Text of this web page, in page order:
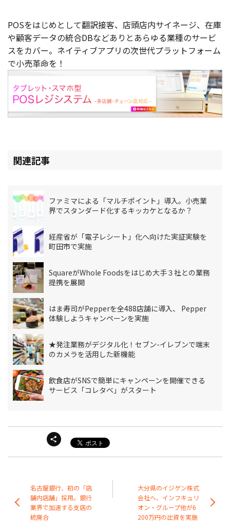
POSをはじめとして翻訳接客、店頭店内サイネージ、在庫
や顧客データの統合DBなどありとあらゆる業種のサービ
スをカバー。ネイティブアプリの次世代プラットフォーム
で小売革命を！
関連記事
ファミマによる「マルチポイント」導入。小売業
界でスタンダード化するキッカケとなるか？
経産省が「電子レシート」化へ向けた実証実験を
町田市で実施
SquareがWhole Foodsをはじめ大手３社との業務
提携を展開
はま寿司がPepperを全488店舗に導入、 Pepper
体験しようキャンペーンを実施
★発注業務がデジタル化！セブン-イレブンで端末
のカメラを活用した新機能
飲食店がSNSで簡単にキャンペーンを開催できる
サービス「コレタベ」がスタート
名古屋銀行、初の「店
舗内店舗」採用。銀行
業界で加速する支店の
統廃合
大分県のイジゲン株式
会社へ、インフキュリ
オン・グループ他が6
200万円の出資を実施